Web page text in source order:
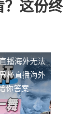
？这份终
播海外无法
杯直播海外
你答案